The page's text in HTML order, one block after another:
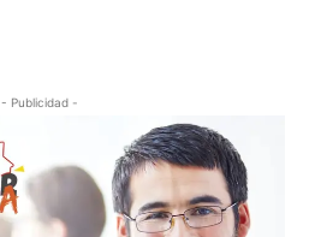
- Publicidad -